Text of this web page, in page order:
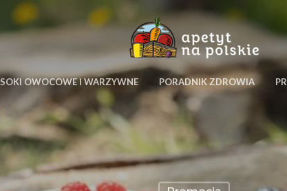
SOKI OWOCOWE I WARZYWNE PORADNIK ZDROWIA